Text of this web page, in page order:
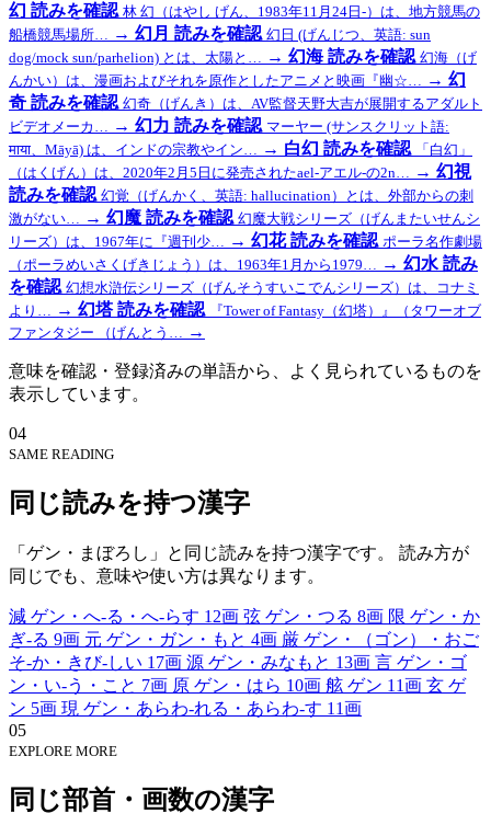
幻 読みを確認 林 幻（はやし げん、1983年11月24日-）は、地方競馬の
船橋競馬場所… → 幻月 読みを確認 幻日 (げんじつ、英語: sun
dog/mock sun/parhelion) とは、太陽と… → 幻海 読みを確認 幻海（げ
んかい）は、漫画およびそれを原作としたアニメと映画『幽☆… → 幻
奇 読みを確認 幻奇（げんき）は、AV監督天野大吉が展開するアダルト
ビデオメーカ… → 幻力 読みを確認 マーヤー (サンスクリット語:
माया、Māyā) は、インドの宗教やイン… → 白幻 読みを確認
「白幻」
（はくげん）は、2020年2月5日に発売されたael-アエル-の2n… → 幻視
読みを確認 幻覚（げんかく、英語: hallucination）とは、外部からの刺
激がない… → 幻魔 読みを確認 幻魔大戦シリーズ（げんまたいせんシ
リーズ）は、1967年に『週刊少… → 幻花 読みを確認 ポーラ名作劇場
（ポーラめいさくげきじょう）は、1963年1月から1979… → 幻水 読み
を確認 幻想水滸伝シリーズ（げんそうすいこでんシリーズ）は、コナミ
より… → 幻塔 読みを確認
『Tower of Fantasy（幻塔）』（タワーオブ
ファンタジー （げんとう… →
意味を確認・登録済みの単語から、よく見られているものを
表示しています。
04
SAME READING
同じ読みを持つ漢字
「ゲン・まぼろし」と同じ読みを持つ漢字です。 読み方が
同じでも、意味や使い方は異なります。
減 ゲン・へ-る・へ-らす 12画 弦 ゲン・つる 8画 限 ゲン・か
ぎ-る 9画 元 ゲン・ガン・もと 4画 厳 ゲン・（ゴン）・おご
そ-か・きび-しい 17画 源 ゲン・みなもと 13画 言 ゲン・ゴ
ン・い-う・こと 7画 原 ゲン・はら 10画 舷 ゲン 11画 玄 ゲ
ン 5画 現 ゲン・あらわ-れる・あらわ-す 11画
05
EXPLORE MORE
同じ部首・画数の漢字